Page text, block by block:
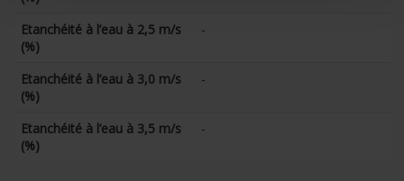
Etanchéité à l’eau à 2,5 m/s
(%)
-
Etanchéité à l’eau à 3,0 m/s
(%)
-
Etanchéité à l’eau à 3,5 m/s
(%)
-